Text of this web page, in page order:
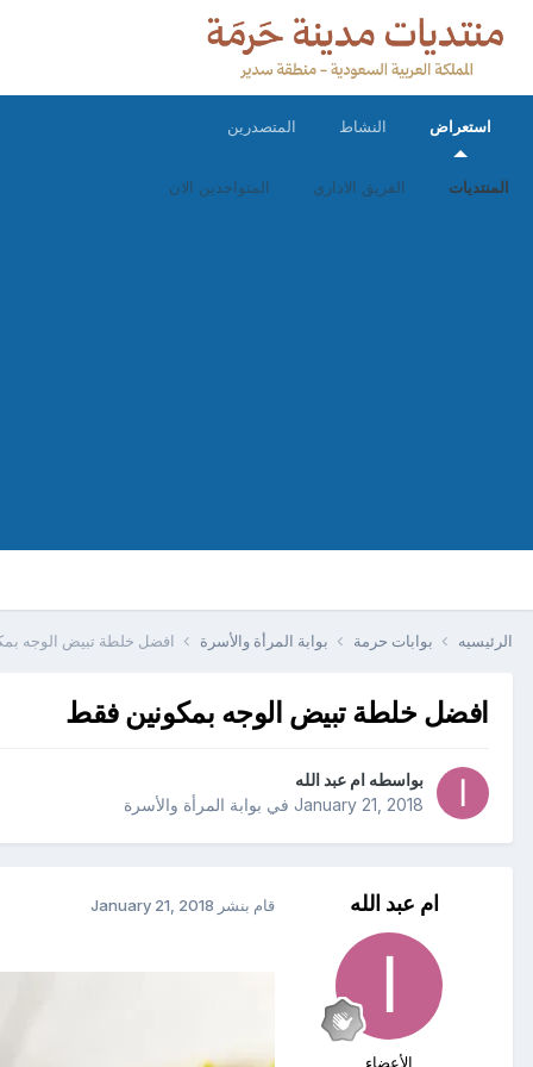
استعراض
المنتديات الفريق الاداري المتواجدين الان
النشاط المتصدرين
الرئيسيه بوابات حرمة بوابة المرأة والأسرة افضل خلطة تبيض الوجه
افضل خلطة تبيض الوجه بمكونين فقط
بواسطه ام عبد الله
January 21, 2018 في بوابة المرأة والأسرة
ام عبد الله
الأعضاء
قام بنشر January 21, 2018